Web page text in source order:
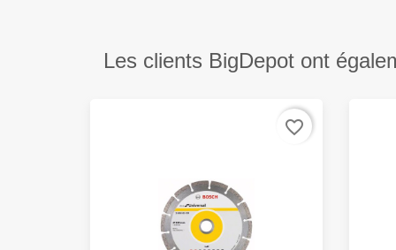
Les clients BigDepot ont
favorite_border